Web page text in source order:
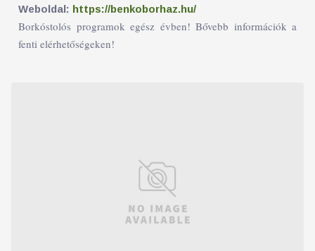
Weboldal: https://benkoborhaz.hu/
Borkóstolós programok egész évben! Bővebb információk a
fenti elérhetőségeken!